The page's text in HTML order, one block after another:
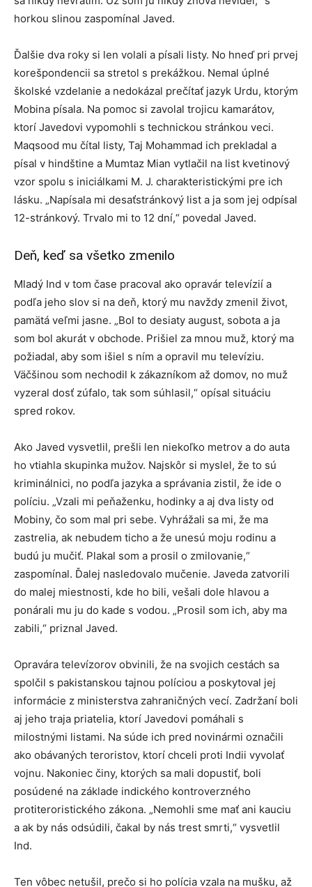
horkou slinou zaspomínal Javed.
Ďalšie dva roky si len volali a písali listy. No hneď pri prvej
korešpondencii sa stretol s prekážkou. Nemal úplné
školské vzdelanie a nedokázal prečítať jazyk Urdu, ktorým
Mobina písala. Na pomoc si zavolal trojicu kamarátov,
ktorí Javedovi vypomohli s technickou stránkou veci.
Maqsood mu čítal listy, Taj Mohammad ich prekladal a
písal v hindštine a Mumtaz Mian vytlačil na list kvetinový
vzor spolu s iniciálkami M. J. charakteristickými pre ich
lásku. „Napísala mi desaťstránkový list a ja som jej odpísal
12-stránkový. Trvalo mi to 12 dní,“ povedal Javed.
Deň, keď sa všetko zmenilo
Mladý Ind v tom čase pracoval ako opravár televízií a
podľa jeho slov si na deň, ktorý mu navždy zmenil život,
pamätá veľmi jasne. „Bol to desiaty august, sobota a ja
som bol akurát v obchode. Prišiel za mnou muž, ktorý ma
požiadal, aby som išiel s ním a opravil mu televíziu.
Väčšinou som nechodil k zákazníkom až domov, no muž
vyzeral dosť zúfalo, tak som súhlasil,“ opísal situáciu
spred rokov.
Ako Javed vysvetlil, prešli len niekoľko metrov a do auta
ho vtiahla skupinka mužov. Najskôr si myslel, že to sú
kriminálnici, no podľa jazyka a správania zistil, že ide o
políciu. „Vzali mi peňaženku, hodinky a aj dva listy od
Mobiny, čo som mal pri sebe. Vyhrážali sa mi, že ma
zastrelia, ak nebudem ticho a že unesú moju rodinu a
budú ju mučiť. Plakal som a prosil o zmilovanie,“
zaspomínal. Ďalej nasledovalo mučenie. Javeda zatvorili
do malej miestnosti, kde ho bili, vešali dole hlavou a
ponárali mu ju do kade s vodou. „Prosil som ich, aby ma
zabili,“ priznal Javed.
Opravára televízorov obvinili, že na svojich cestách sa
spolčil s pakistanskou tajnou políciou a poskytoval jej
informácie z ministerstva zahraničných vecí. Zadržaní boli
aj jeho traja priatelia, ktorí Javedovi pomáhali s
milostnými listami. Na súde ich pred novinármi označili
ako obávaných teroristov, ktorí chceli proti Indii vyvolať
vojnu. Nakoniec činy, ktorých sa mali dopustiť, boli
posúdené na základe indického kontroverzného
protiteroristického zákona. „Nemohli sme mať ani kauciu
a ak by nás odsúdili, čakal by nás trest smrti,“ vysvetlil
Ind.
Ten vôbec netušil, prečo si ho polícia vzala na mušku, až